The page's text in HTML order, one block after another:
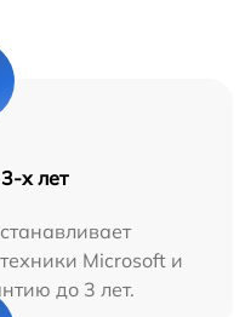
х лет
Microsoft и
до 3 лет.